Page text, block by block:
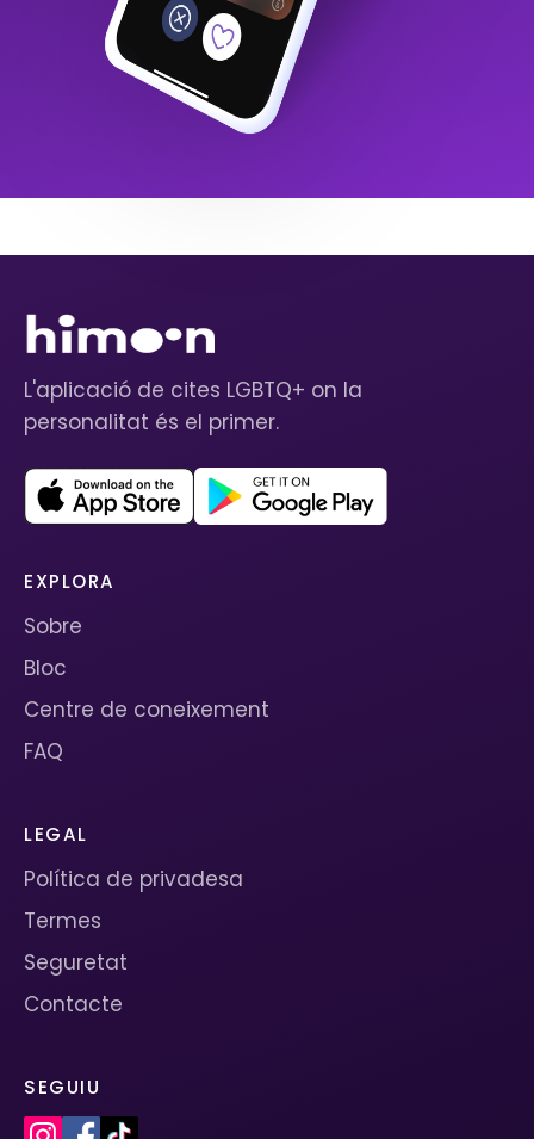
L'aplicació de cites LGBTQ+ on la
personalitat és el primer.
EXPLORA
Sobre
Bloc
Centre de coneixement
FAQ
LEGAL
Política de privadesa
Termes
Seguretat
Contacte
SEGUIU